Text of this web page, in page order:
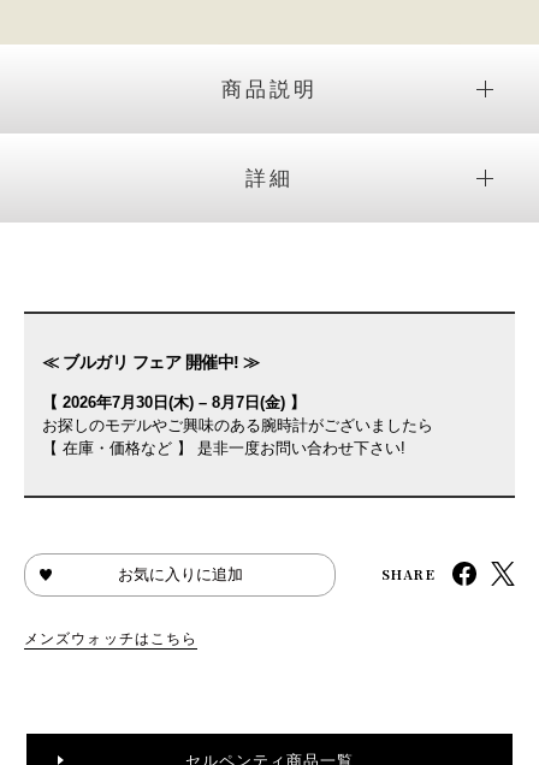
商品説明
詳細
≪ ブルガリ フェア 開催中! ≫
【 2026年7月30日(木) – 8月7日(金) 】
お探しのモデルやご興味のある腕時計がございましたら
【 在庫・価格など 】 是非一度お問い合わせ下さい!
お気に入りに追加 SHARE
メンズウォッチはこちら
セルペンティ商品一覧